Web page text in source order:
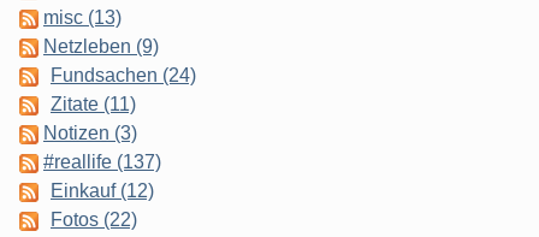
misc (13)
Netzleben (9)
Fundsachen (24)
Zitate (11)
Notizen (3)
#reallife (137)
Einkauf (12)
Fotos (22)